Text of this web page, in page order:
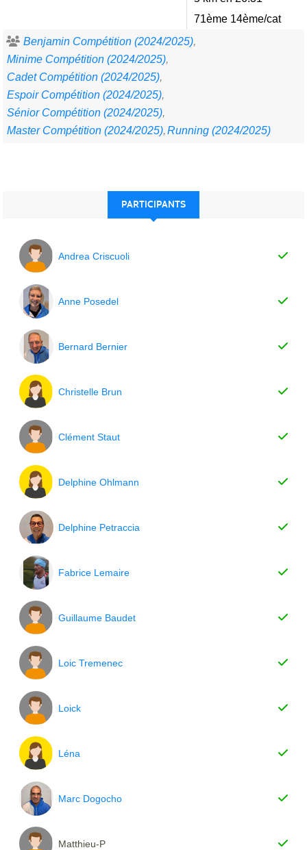
71ème 14ème/cat
Benjamin Compétition (2024/2025)
Minime Compétition (2024/2025)
Cadet Compétition (2024/2025)
Espoir Compétition (2024/2025)
Sénior Compétition (2024/2025)
Master Compétition (2024/2025) Running (2024/2025)
PARTICIPANTS
Andrea Criscuoli
Anne Posedel
Bernard Bernier
Christelle Brun
Clément Staut
Delphine Ohlmann
Delphine Petraccia
Fabrice Lemaire
Guillaume Baudet
Loic Tremenec
Loick
Léna
Marc Dogocho
Matthieu-P